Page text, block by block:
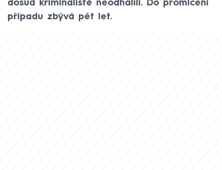
dosud kriminalisté neodhalili. Do promlčení
případu zbývá pět let.